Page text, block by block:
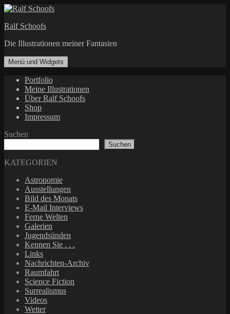
Zum
springen
Ralf Schoofs
Die Illustrationen meiner Fantasien
Menü und Widgets
Portfolio
Meine Illustrationen
Über Ralf Schoofs
Shop
Impressum
Suchen
Suchen
KATEGORIEN
Astronomie
Ausstellungen
Bild des Monats
E-Mail Interviews
Ferne Welten
Galerien
Jugendsünden
Kennen Sie . . .
Links
Nachrichten-Archiv
Raumfahrt
Science Fiction
Surrealismus
Videos
Wetter